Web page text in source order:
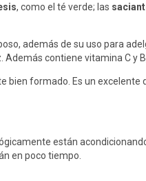
, como el té verde; las
además de su uso para
contiene vitamina C y
bien formado. Es un
están
en poco tiempo.